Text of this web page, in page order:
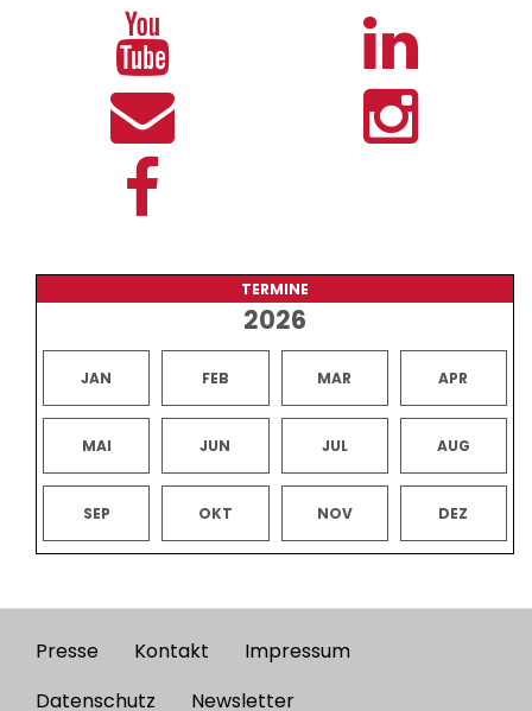
TERMINE
2026
JAN FEB MAR APR
MAI JUN JUL AUG
SEP OKT NOV DEZ
Footer
Presse Kontakt
Impressum
Datenschutz
Newsletter